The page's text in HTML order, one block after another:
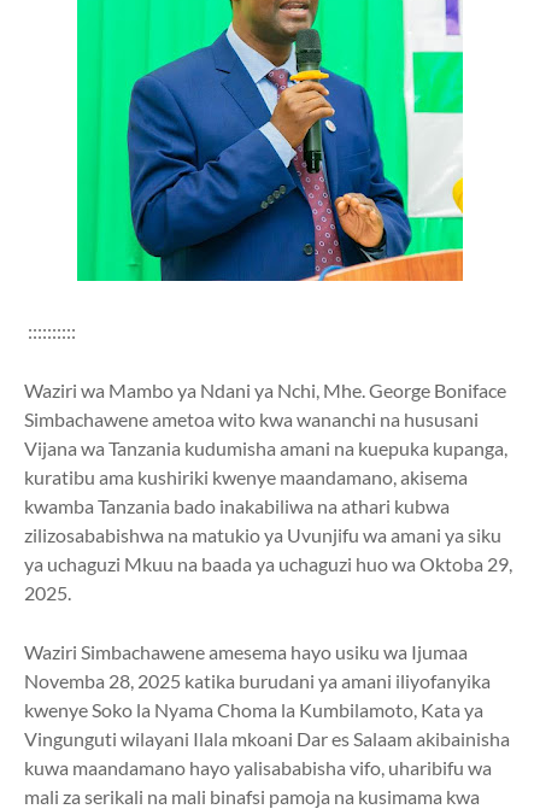
::::::::::
Waziri wa Mambo ya Ndani ya Nchi, Mhe. George Boniface
Simbachawene ametoa wito kwa wananchi na hususani
Vijana wa Tanzania kudumisha amani na kuepuka kupanga,
kuratibu ama kushiriki kwenye maandamano, akisema
kwamba Tanzania bado inakabiliwa na athari kubwa
zilizosababishwa na matukio ya Uvunjifu wa amani ya siku
ya uchaguzi Mkuu na baada ya uchaguzi huo wa Oktoba 29,
2025.
Waziri Simbachawene amesema hayo usiku wa Ijumaa
Novemba 28, 2025 katika burudani ya amani iliyofanyika
kwenye Soko la Nyama Choma la Kumbilamoto, Kata ya
Vingunguti wilayani Ilala mkoani Dar es Salaam akibainisha
kuwa maandamano hayo yalisababisha vifo, uharibifu wa
mali za serikali na mali binafsi pamoja na kusimama kwa